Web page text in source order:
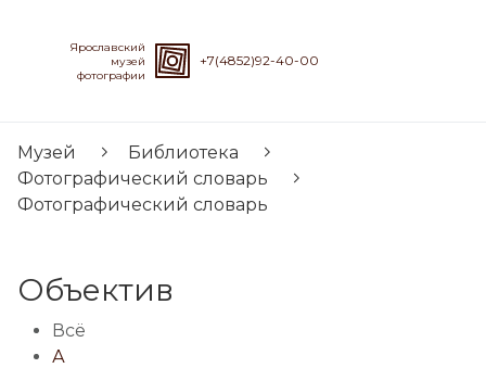
Ярославский
музей
фотографии
+7(4852)92-40-00
Музей
Библиотека
Фотографический словарь
Фотографический словарь
Объектив
Всё
А